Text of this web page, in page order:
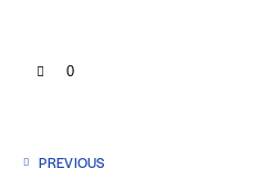
0
PREVIOUS